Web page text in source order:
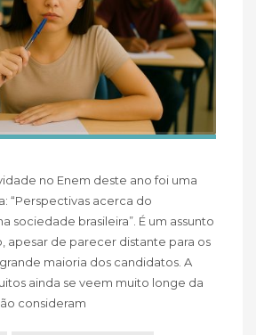
no Enem deste ano foi uma
“Perspectivas acerca do
sociedade brasileira”. É um assunto
apesar de parecer distante para os
maioria dos candidatos. A
ainda se veem muito longe da
consideram